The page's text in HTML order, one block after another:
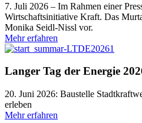
7. Juli 2026 – Im Rahmen einer
Wirtschaftsinitiative Kraft. Das
Monika Seidl-Nissl vor.
Mehr erfahren
Langer Tag der Energie
20. Juni 2026: Baustelle
erleben
Mehr erfahren